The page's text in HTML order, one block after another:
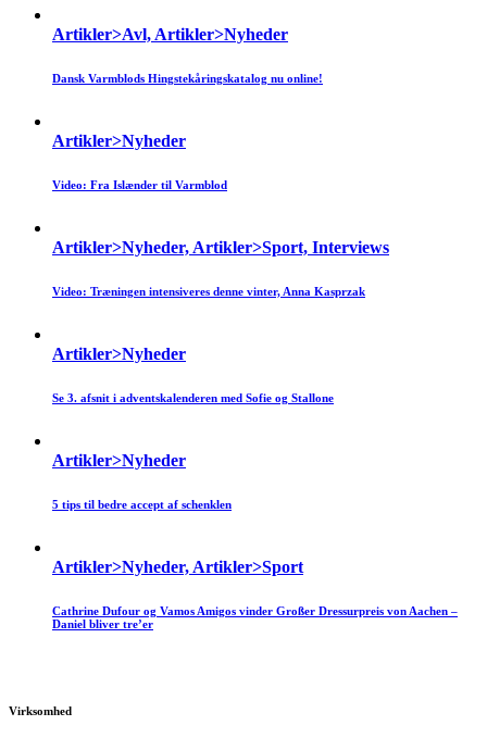
Artikler>Avl, Artikler>Nyheder
Dansk Varmblods Hingstekåringskatalog nu online!
Artikler>Nyheder
Video: Fra Islænder til Varmblod
Artikler>Nyheder, Artikler>Sport, Interviews
Video: Træningen intensiveres denne vinter, Anna Kasprzak
Artikler>Nyheder
Se 3. afsnit i adventskalenderen med Sofie og Stallone
Artikler>Nyheder
5 tips til bedre accept af schenklen
Artikler>Nyheder, Artikler>Sport
Cathrine Dufour og Vamos Amigos vinder Großer Dressurpreis von Aachen –
Daniel bliver tre’er
Virksomhed